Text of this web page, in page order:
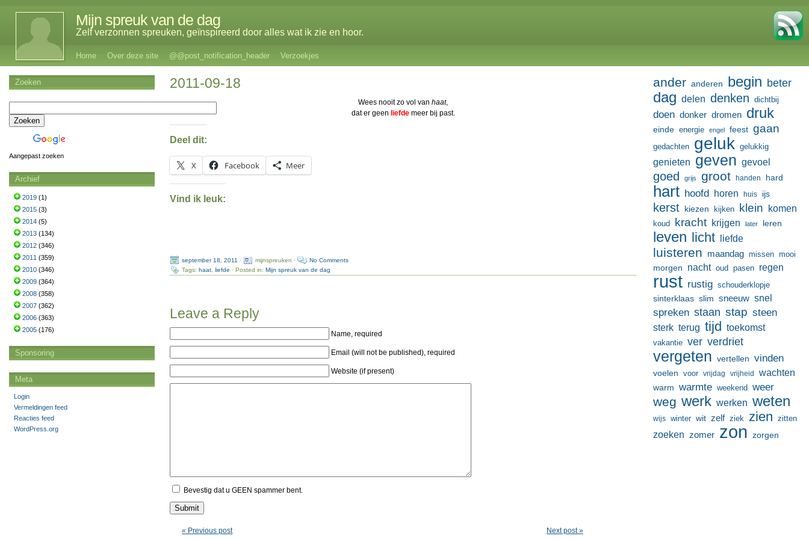
Mijn spreuk van de dag
Zelf verzonnen spreuken, geïnspireerd door alles wat ik zie en hoor.
Home Over deze site @@post_notification_header Verzoekjes
2011-09-18
Wees nooit zo vol vanhaat,
dat er geen liefdemeer bij past.
Deel dit:
X Facebook Meer
Vind ik leuk:
september 18, 2011 · mijnspreuken ·
No Comments
Tags:haat ,liefde · Posted in:Mijn spreuk van de dag
Leave a Reply
Name, required
Email (will not be published), required
Website (if present)
Bevestig dat u GEEN spammer bent.
« Previous post Next post »
ander anderen begin beter
dag delen denken dichtbij
doen donker dromen druk
einde energie engel feest gaan
gedachten geluk gelukkig
genieten geven gevoel
goed grijs groot handen hard
hart hoofd horen huis ijs
kerst kiezen kijken klein komen
koud kracht krijgen later leren
leven licht liefde
luisteren maandag missen mooi
morgen nacht oud pasen regen
rust rustig schouderklopje
sinterklaas slim sneeuw snel
spreken staan stap steen
sterk terug tijd toekomst
vakantie ver verdriet
vergeten vertellen vinden
voelen voor vrijdag vrijheid wachten
warm warmte weekend weer
weg werk werken weten
wijs winter wit zelf ziek zien zitten
zoeken zomer zon zorgen
Zoeken
Aangepast zoeken
Archief
2019 (1)
2015 (3)
2014 (5)
2013 (134)
2012 (346)
2011 (359)
2010 (346)
2009 (364)
2008 (358)
2007 (362)
2006 (363)
2005 (176)
Sponsoring
Meta
Login
Vermeldingen feed
Reacties feed
WordPress.org